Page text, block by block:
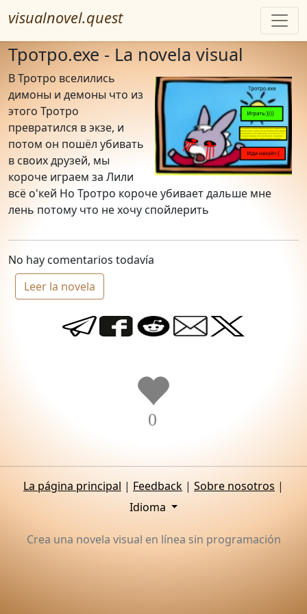
visualnovel.quest
Тротро.exe - La novela visual
В Тротро вселились
димоны и демоны что из
этого Тротро
превратился в экзе, и
потом он пошёл убивать
в своих друзей, мы
короче играем за Лили
всё о'кей Но Тротро короче убивает дальше мне
лень потому что не хочу спойлерить
No hay comentarios todavía
Leer la novela
0
La página principal | Feedback | Sobre nosotros |
Idioma
Crea una novela visual en línea sin programación